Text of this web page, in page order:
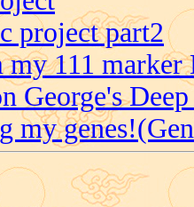
project part2
111 marker
George's
my